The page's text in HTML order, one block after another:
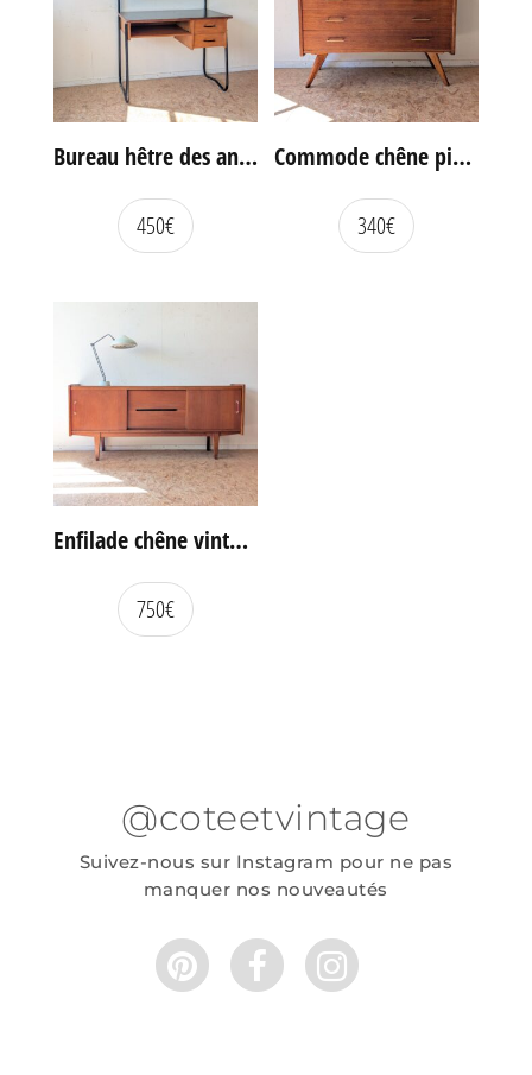
Bureau hêtre des années 60
450€
Commode chêne pieds compas vintage
340€
Enfilade chêne vintage portes coulissantes
750€
@coteetvintage
Suivez-nous sur Instagram pour ne pas
manquer nos nouveautés